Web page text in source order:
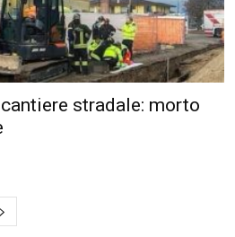
stradale: morto